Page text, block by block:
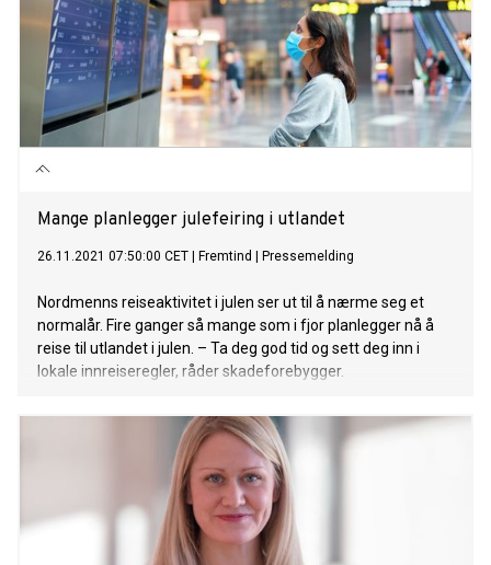
Mange planlegger julefeiring i utlandet
26.11.2021 07:50:00 CET Fremtind Pressemelding
Nordmenns reiseaktivitet i julen ser ut til å nærme seg et
normalår. Fire ganger så mange som i fjor planlegger nå å
reise til utlandet i julen. – Ta deg god tid og sett deg inn i
lokale innreiseregler, råder skadeforebygger.